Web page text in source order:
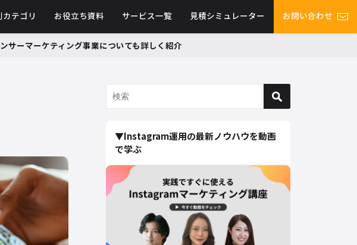
カテゴリ お役立ち資料 サービス一覧 見積シミュレーター お問い合わせ
ーマーケティング事業についても詳しく紹介
▼Instagram運用の最新ノウハウを動画
で学ぶ